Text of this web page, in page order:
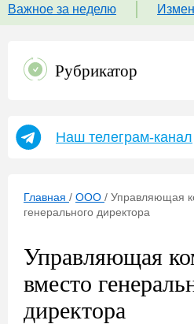
Важное за неделю
Рубрикатор
Наш телеграм-канал
Главная / ООО / Управляющая
генерального директора
Управляющая
вместо
директора